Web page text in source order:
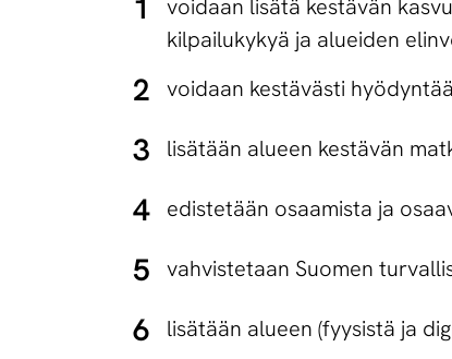
voidaan lisätä kestävän
kilpailukykyä ja alueiden
voidaan kestävästi
lisätään alueen kestävän
edistetään osaamista ja
vahvistetaan Suomen
lisätään alueen (fyysistä ja